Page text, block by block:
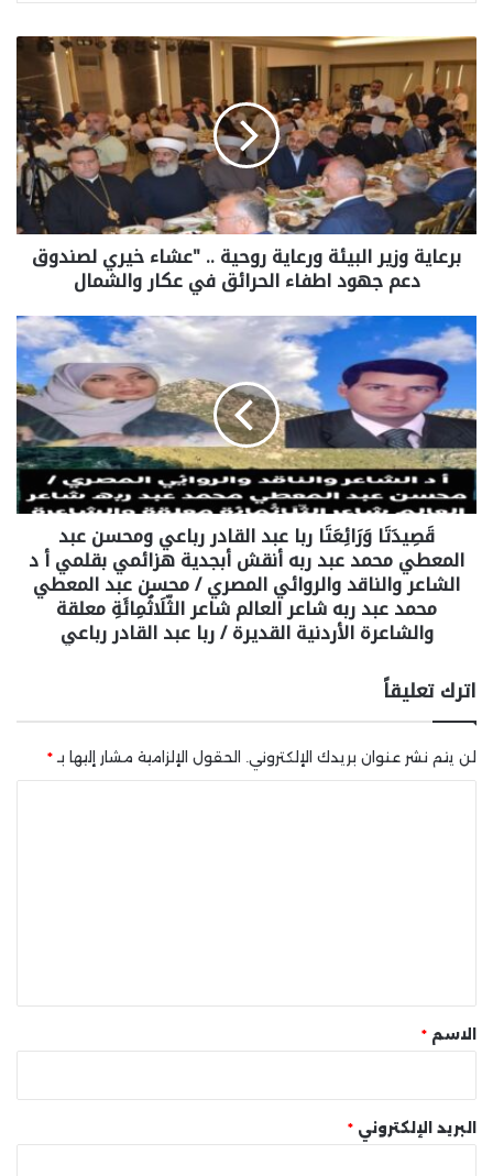
برعاية وزير البيئة ورعاية روحية .. "عشاء خيري لصندوق
دعم جهود اطفاء الحرائق في عكار والشمال
قَصِيدَتَا وَرَائِعَتَا ربا عبد القادر رباعي ومحسن عبد
المعطي محمد عبد ربه أنقش أبجدية هزائمي بقلمي أ د
الشاعر والناقد والروائي المصري / محسن عبد المعطي
محمد عبد ربه شاعر العالم شاعر الثّلَاثُمِائَةِ معلقة
والشاعرة الأردنية القديرة / ربا عبد القادر رباعي
اترك تعليقاً
لن يتم نشر عنوان بريدك الإلكتروني. الحقول الإلزامية مشار إليها بـ*
* الاسم *
البريد الإلكتروني *